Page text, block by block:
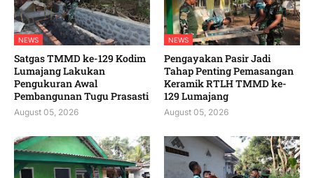
NEWS
Satgas TMMD ke-129 Kodim
Lumajang Lakukan
Pengukuran Awal
Pembangunan Tugu Prasasti
August 05, 2026
NEWS
Pengayakan Pasir Jadi
Tahap Penting Pemasangan
Keramik RTLH TMMD ke-
129 Lumajang
August 05, 2026